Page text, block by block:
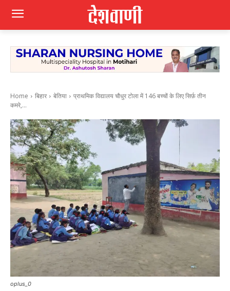
Home बिहार बेतिया
प्राथमिक विद्यालय चौधुर टोला में 146 बच्चों के लिए सिर्फ़ तीन
कमरे,...
oplus_0